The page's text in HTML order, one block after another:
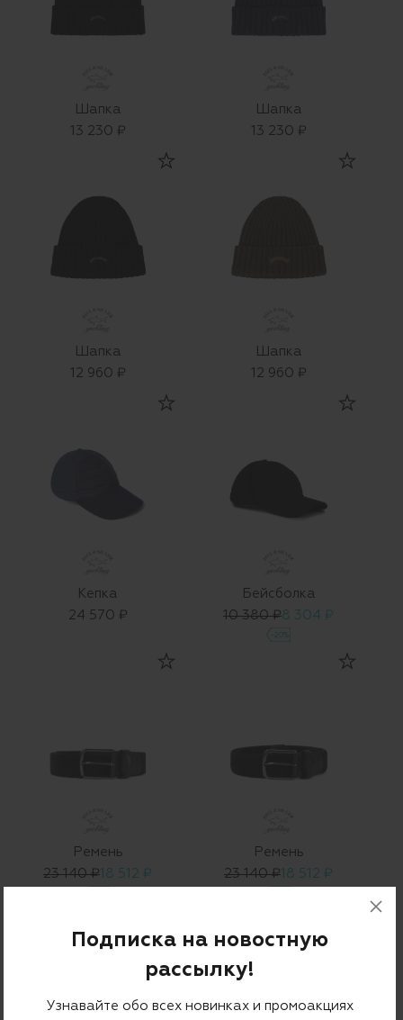
Шапка
13 230 ₽
Шапка
13 230 ₽
Шапка
12 960 ₽
Шапка
12 960 ₽
Кепка
24 570 ₽
Бейсболка
10 380 ₽8 304 ₽
-20%
Ремень
23 140 ₽18 512 ₽
Ремень
23 140 ₽18 512 ₽
Подписка на новостную
рассылку!
Узнавайте обо всех новинках и промоакциях